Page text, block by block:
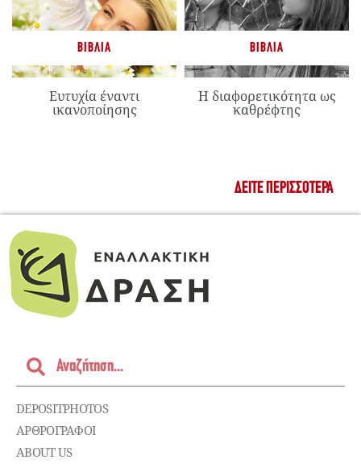
ΒΙΒΛΊΑ
Ευτυχία έναντι
ικανοποίησης
ΒΙΒΛΊΑ
Η διαφορετικότητα ως
καθρέφτης
ΔΕΊΤΕ ΠΕΡΙΣΣΌΤΕΡΑ
DEPOSITPHOTOS
ΑΡΘΡΟΓΡΑΦΟΙ
ABOUT US